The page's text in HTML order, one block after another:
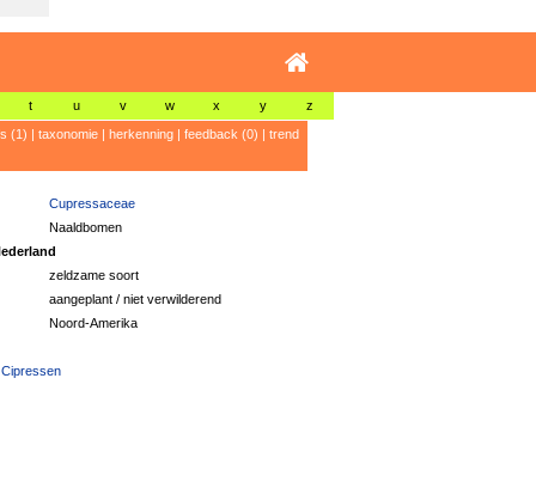
t u v w x y z
(1) | taxonomie| herkenning| feedback (0) | trend
Cupressaceae
Naaldbomen
zeldzame soort
aangeplant / niet verwilderend
Noord-Amerika